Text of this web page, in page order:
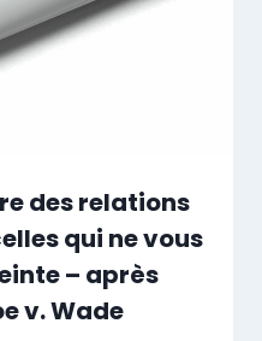
des relations
qui ne vous
– après
v. Wade